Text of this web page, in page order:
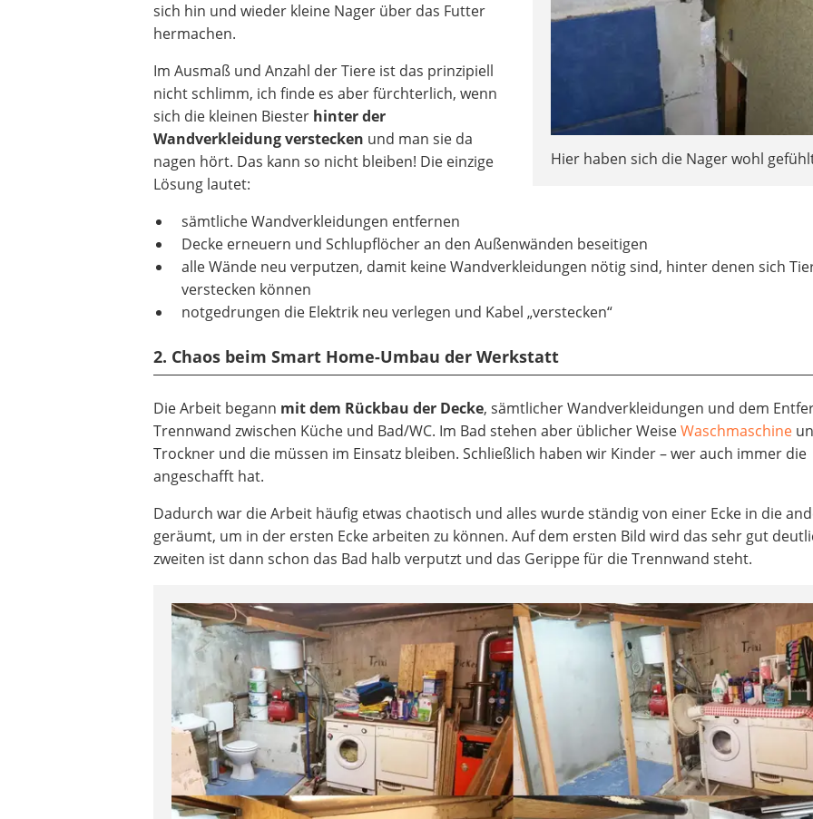
Hier haben sich die Nager wohl
sich hin und wieder kleine Nager über das Futter
hermachen.
Im Ausmaß und Anzahl der Tiere ist das prinzipiell
nicht schlimm, ich finde es aber fürchterlich, wenn
sich die kleinen Biester hinter der
Wandverkleidung verstecken und man sie da
nagen hört. Das kann so nicht bleiben! Die einzige
Lösung lautet:
sämtliche Wandverkleidungen entfernen
Decke erneuern und Schlupflöcher an den Außenwänden beseitigen
alle Wände neu verputzen, damit keine Wandverkleidungen nötig sind, hinter denen sich
verstecken können
notgedrungen die Elektrik neu verlegen und Kabel „verstecken“
2. Chaos beim Smart Home-Umbau der Werkstatt
Die Arbeit begann mit dem Rückbau der Decke, sämtlicher Wandverkleidungen und dem
Trennwand zwischen Küche und Bad/WC. Im Bad stehen aber üblicher WeiseWaschmaschine
Trockner und die müssen im Einsatz bleiben. Schließlich haben wir Kinder – wer auch immer die
angeschafft hat.
Dadurch war die Arbeit häufig etwas chaotisch und alles wurde ständig von einer Ecke in die
geräumt, um in der ersten Ecke arbeiten zu können. Auf dem ersten Bild wird das sehr gut
zweiten ist dann schon das Bad halb verputzt und das Gerippe für die Trennwand steht.